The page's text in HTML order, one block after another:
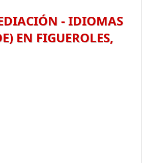
- IDIOMAS
EN FIGUEROLES,